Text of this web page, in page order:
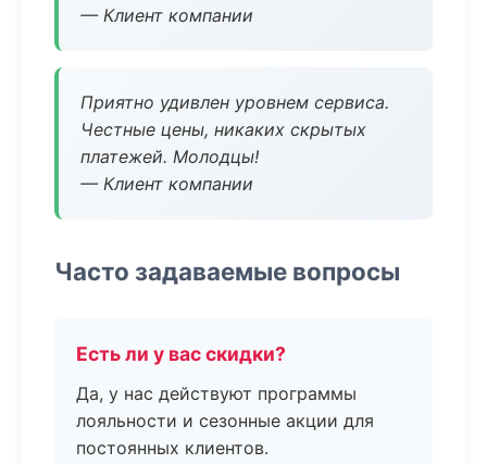
— Клиент компании
Приятно удивлен уровнем сервиса.
Честные цены, никаких скрытых
платежей. Молодцы!
— Клиент компании
Часто задаваемые вопросы
Есть ли у вас скидки?
Да, у нас действуют программы
лояльности и сезонные акции для
постоянных клиентов.